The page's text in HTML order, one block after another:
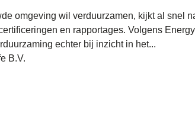
omgeving wil verduurzamen, kijkt al snel
en rapportages. Volgens
echter bij inzicht in het...
B.V.